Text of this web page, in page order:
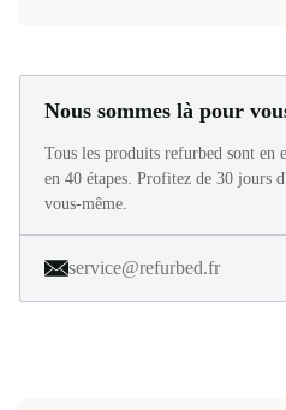
Nous sommes là pour
Tous les produits refurbed sont en
service@refurbed.fr